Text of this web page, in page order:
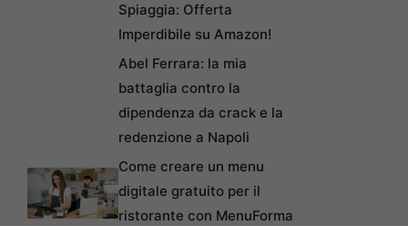
Spiaggia: Offerta
Imperdibile su Amazon!
Abel Ferrara: la mia
battaglia contro la
dipendenza da crack e la
redenzione a Napoli
Come creare un menu
digitale gratuito per il
ristorante con MenuForma